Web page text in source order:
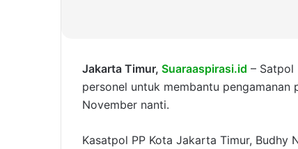
Jakarta Timur, Suaraaspirasi.id – Satpol
personel untuk membantu pengamanan
November nanti.
Kasatpol PP Kota Jakarta Timur,